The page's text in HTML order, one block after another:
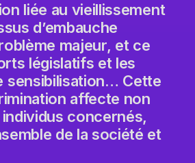
liée au vieillissement
d’embauche
majeur, et ce
législatifs et les
sensibilisation… Cette
affecte non
concernés,
de la société et